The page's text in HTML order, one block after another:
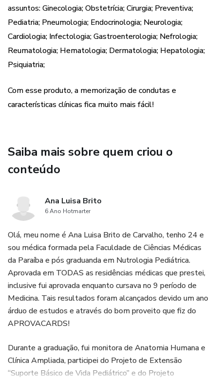
assuntos: Ginecologia; Obstetrícia; Cirurgia; Preventiva;
Pediatria; Pneumologia; Endocrinologia; Neurologia;
Cardiologia; Infectologia; Gastroenterologia; Nefrologia;
Reumatologia; Hematologia; Dermatologia; Hepatologia;
Psiquiatria;
Com esse produto, a memorização de condutas e
características clínicas fica muito mais fácil!
Saiba mais sobre quem criou o
conteúdo
Ana Luisa Brito
6 Ano Hotmarter
Olá, meu nome é Ana Luisa Brito de Carvalho, tenho 24 e
sou médica formada pela Faculdade de Ciências Médicas
da Paraíba e pós graduanda em Nutrologia Pediátrica.
Aprovada em TODAS as residências médicas que prestei,
inclusive fui aprovada enquanto cursava no 9 período de
Medicina. Tais resultados foram alcançados devido um ano
árduo de estudos e através do bom proveito que fiz do
APROVACARDS!
Durante a graduação, fui monitora de Anatomia Humana e
Clínica Ampliada, participei do Projeto de Extensão
“Suporte Básico de Vida Pediátrico” e do Projeto